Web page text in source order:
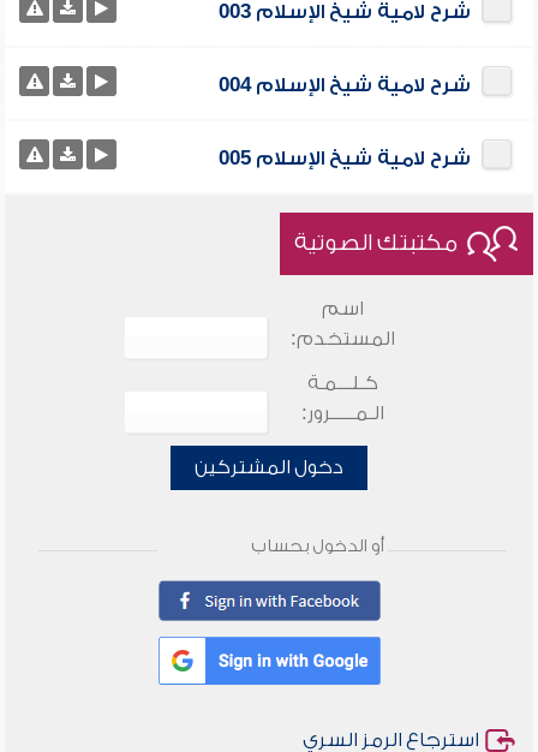
شرح لامية شيخ الإسلام 003
شرح لامية شيخ الإسلام 004
شرح لامية شيخ الإسلام 005
مكتبتك الصوتية
اسم
المستخدم:
كـلـــمـة
الـمـــــرور:
دخول المشتركين
أو الدخول بحساب
استرجاع الرمز السري